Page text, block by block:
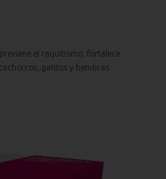
el raquitismo, fortalece
gatitos y hembras